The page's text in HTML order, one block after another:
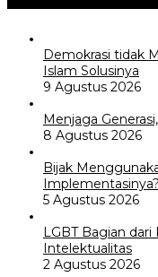
Demokrasi tidak
Islam Solusinya
9 Agustus 2026
Menjaga
8 Agustus 2026
Bijak
Implementasinya?
5 Agustus 2026
LGBT Bagian
Intelektualitas
2 Agustus 2026